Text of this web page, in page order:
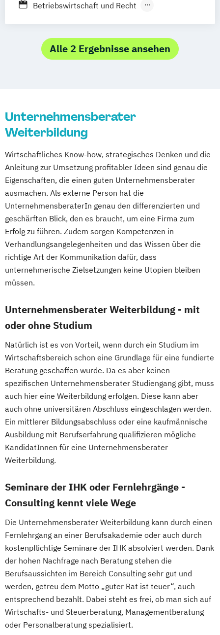
Betriebswirtschaft und Recht
International Business
Professional Consulting Skills
Alle 2 Ergebnisse ansehen
Unternehmensberater
Weiterbildung
Wirtschaftliches Know-how, strategisches Denken und die
Anleitung zur Umsetzung profitabler Ideen sind genau die
Eigenschaften, die einen guten Unternehmensberater
ausmachen. Als externe Person hat die
UnternehmensberaterIn genau den differenzierten und
geschärften Blick, den es braucht, um eine Firma zum
Erfolg zu führen. Zudem sorgen Kompetenzen in
Verhandlungsangelegenheiten und das Wissen über die
richtige Art der Kommunikation dafür, dass
unternehmerische Zielsetzungen keine Utopien bleiben
müssen.
Unternehmensberater Weiterbildung - mit
oder ohne Studium
Natürlich ist es von Vorteil, wenn durch ein Studium im
Wirtschaftsbereich schon eine Grundlage für eine fundierte
Beratung geschaffen wurde. Da es aber keinen
spezifischen Unternehmensberater Studiengang gibt, muss
auch hier eine Weiterbildung erfolgen. Diese kann aber
auch ohne universitären Abschluss eingeschlagen werden.
Ein mittlerer Bildungsabschluss oder eine kaufmännische
Ausbildung mit Berufserfahrung qualifizieren mögliche
KandidatInnen für eine Unternehmensberater
Weiterbildung.
Seminare der IHK oder Fernlehrgänge -
Consulting kennt viele Wege
Die Unternehmensberater Weiterbildung kann durch einen
Fernlehrgang an einer Berufsakademie oder auch durch
kostenpflichtige Seminare der IHK absolviert werden. Dank
der hohen Nachfrage nach Beratung stehen die
Berufsaussichten im Bereich Consulting sehr gut und
werden, getreu dem Motto „guter Rat ist teuer“, auch
entsprechend bezahlt. Dabei steht es frei, ob man sich auf
Wirtschafts- und Steuerberatung, Managementberatung
oder Personalberatung spezialisiert.